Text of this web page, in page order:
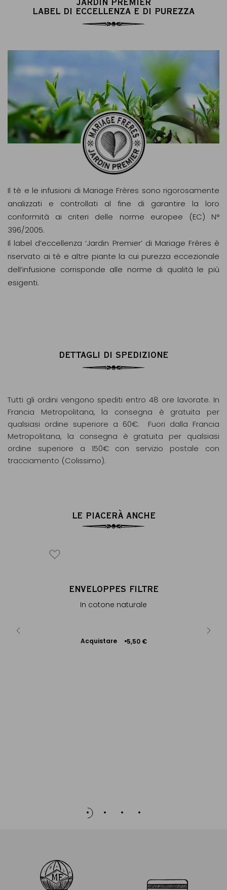
LABEL DI ECCELLENZA E DI PUREZZA
Il tè e le infusioni di Mariage Frères sono rigorosamente
analizzati e controllati al fine di garantire la loro
conformità ai criteri delle norme europee (EC) N°
396/2005.
Il label d’eccellenza ‘Jardin Premier’ di Mariage Frères è
riservato ai tè e altre piante la cui purezza eccezionale
dell’infusione corrisponde alle norme di qualità le più
esigenti.
DETTAGLI DI SPEDIZIONE
Tutti gli ordini vengono spediti entro 48 ore lavorate. In
Francia Metropolitana, la consegna è gratuita per
qualsiasi ordine superiore a 60€. Fuori dalla Francia
Metropolitana, la consegna è gratuita per qualsiasi
ordine superiore a 150€ con servizio postale con
tracciamento (Colissimo).
LE PIACERÀ ANCHE
ENVELOPPES FILTRE
In cotone naturale
Acquistare 5,50 €
Aggiungere